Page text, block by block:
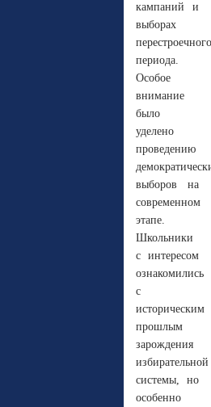
кампаний и
выборах
перестроечного
периода.
Особое
внимание
было
уделено
проведению
выборов на
современном
этапе.
Школьники
с интересом
ознакомились
с
историческим
прошлым
зарождения
избирательной
системы, но
особенно